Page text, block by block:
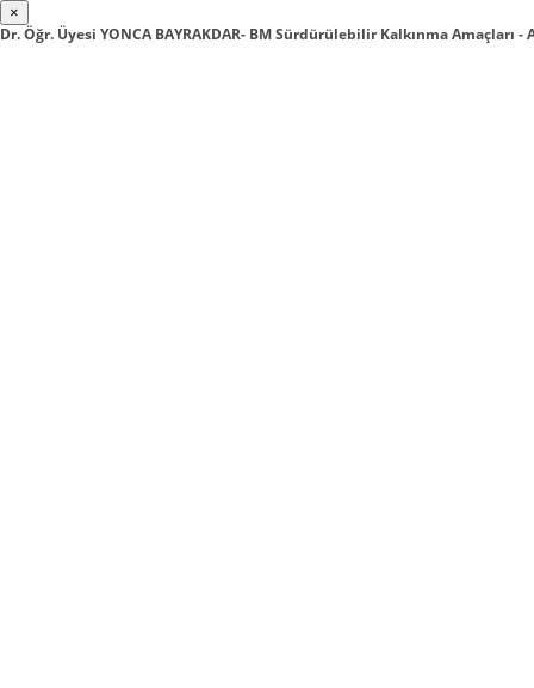
×
Dr. Öğr. Üyesi YONCA BAYRAKDAR- BM Sürdürülebilir Kalkınma Amaçları -